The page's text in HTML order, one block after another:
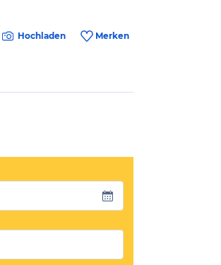
Hochladen Merken